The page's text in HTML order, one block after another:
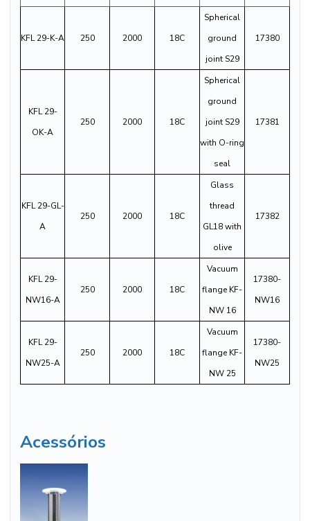
KFL 29-K-A 250 2000 18C
Spherical
ground
joint S29
17380
KFL 29-
OK-A
250 2000 18C
Spherical
ground
joint S29
with O-ring
seal
17381
KFL 29-GL-
A
250 2000 18C
Glass
thread
GL18 with
olive
17382
KFL 29-
NW16-A
250 2000 18C
Vacuum
flange KF-
NW 16
17380-
NW16
KFL 29-
NW25-A
250 2000 18C
Vacuum
flange KF-
NW 25
17380-
NW25
Acessórios